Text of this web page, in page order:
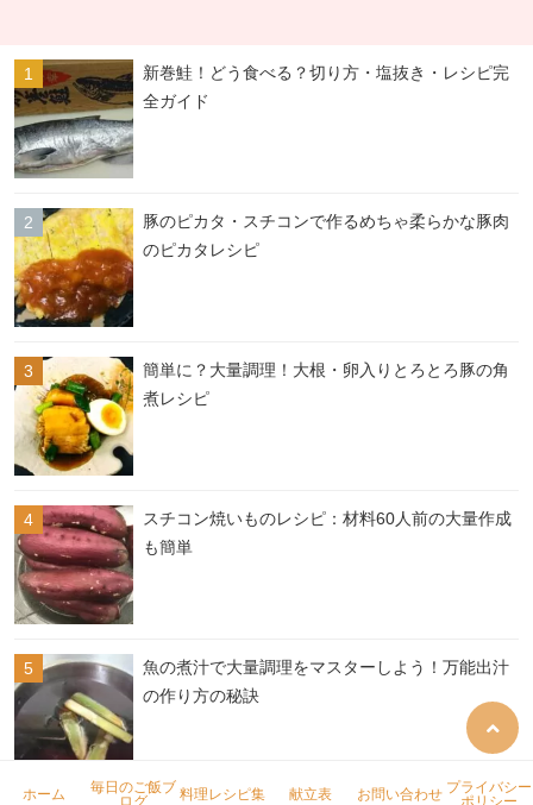
ホーム
毎日のご飯ブ
ログ
料理レシピ集 献立表 お問い合わせ プライバシー
ポリシー
新巻鮭！どう食べる？切り方・塩抜き・レシピ完
全ガイド
豚のピカタ・スチコンで作るめちゃ柔らかな豚肉
のピカタレシピ
簡単に？大量調理！大根・卵入りとろとろ豚の角
煮レシピ
スチコン焼いものレシピ：材料60人前の大量作成
も簡単
魚の煮汁で大量調理をマスターしよう！万能出汁
の作り方の秘訣